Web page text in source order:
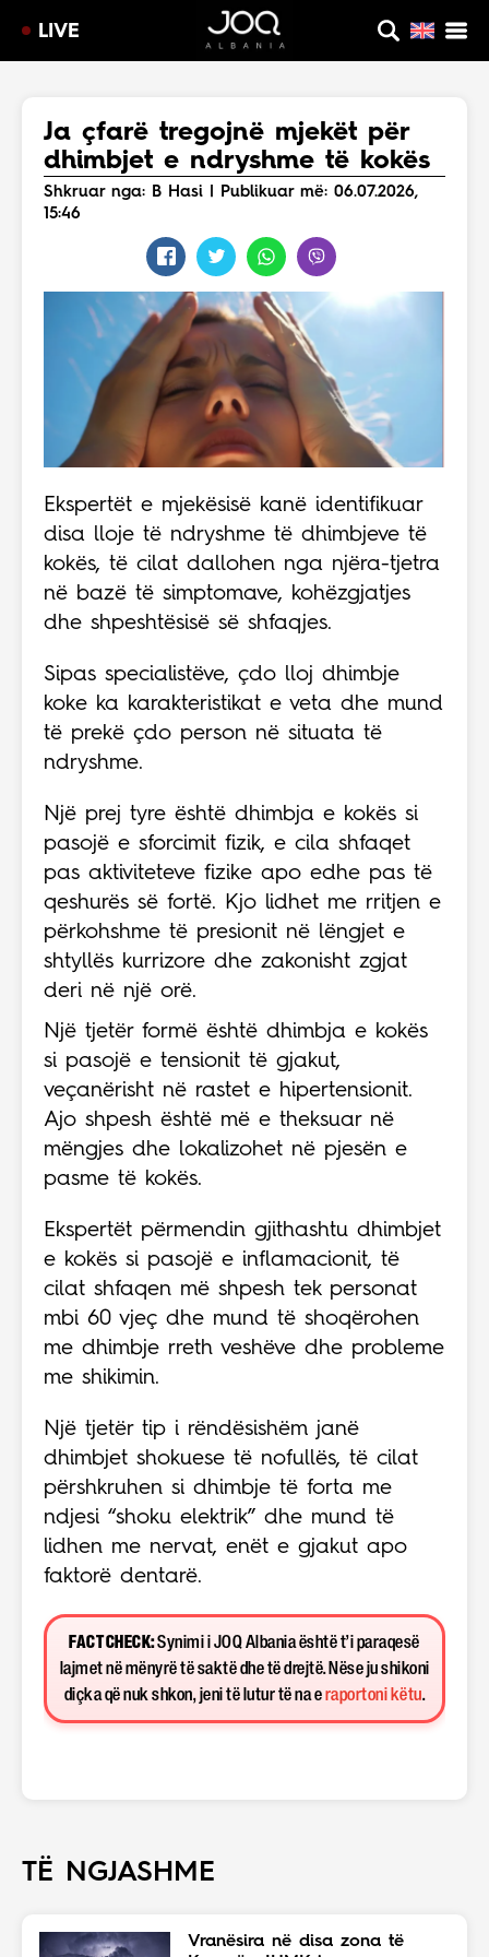
LIVE
Ja çfarë tregojnë mjekët për
dhimbjet e ndryshme të kokës
Shkruar nga: B Hasi | Publikuar më: 06.07.2026,
15:46
Ekspertët e mjekësisë kanë identifikuar
disa lloje të ndryshme të dhimbjeve të
kokës, të cilat dallohen nga njëra-tjetra
në bazë të simptomave, kohëzgjatjes
dhe shpeshtësisë së shfaqjes.
Sipas specialistëve, çdo lloj dhimbje
koke ka karakteristikat e veta dhe mund
të prekë çdo person në situata të
ndryshme.
Një prej tyre është dhimbja e kokës si
pasojë e sforcimit fizik, e cila shfaqet
pas aktiviteteve fizike apo edhe pas të
qeshurës së fortë. Kjo lidhet me rritjen e
përkohshme të presionit në lëngjet e
shtyllës kurrizore dhe zakonisht zgjat
deri në një orë.
Një tjetër formë është dhimbja e kokës
si pasojë e tensionit të gjakut,
veçanërisht në rastet e hipertensionit.
Ajo shpesh është më e theksuar në
mëngjes dhe lokalizohet në pjesën e
pasme të kokës.
Ekspertët përmendin gjithashtu dhimbjet
e kokës si pasojë e inflamacionit, të
cilat shfaqen më shpesh tek personat
mbi 60 vjeç dhe mund të shoqërohen
me dhimbje rreth veshëve dhe probleme
me shikimin.
Një tjetër tip i rëndësishëm janë
dhimbjet shokuese të nofullës, të cilat
përshkruhen si dhimbje të forta me
ndjesi “shoku elektrik” dhe mund të
lidhen me nervat, enët e gjakut apo
faktorë dentarë.
FACT CHECK:Synimi i JOQ Albania është t’i paraqesë
lajmet në mënyrë të saktë dhe të drejtë. Nëse ju shikoni
diçka që nuk shkon, jeni të lutur të na e raportoni këtu.
TË NGJASHME
Vranësira në disa zona të